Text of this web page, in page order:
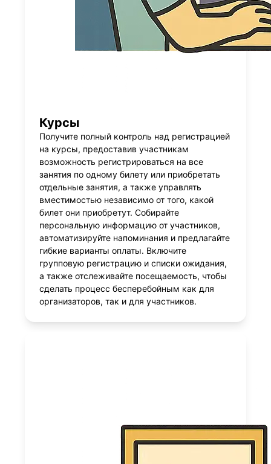
Курсы
Получите полный контроль над регистрацией
на курсы, предоставив участникам
возможность регистрироваться на все
занятия по одному билету или приобретать
отдельные занятия, а также управлять
вместимостью независимо от того, какой
билет они приобретут. Собирайте
персональную информацию от участников,
автоматизируйте напоминания и предлагайте
гибкие варианты оплаты. Включите
групповую регистрацию и списки ожидания,
а также отслеживайте посещаемость, чтобы
сделать процесс бесперебойным как для
организаторов, так и для участников.